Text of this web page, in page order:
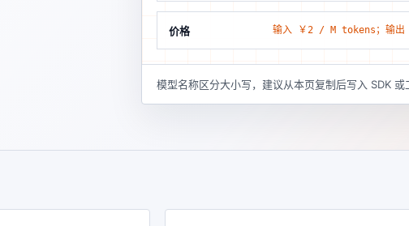
价格 输入 ￥2 / M tokens；输
模型名称区分大小写，建议从本页复制后写入 SDK 或